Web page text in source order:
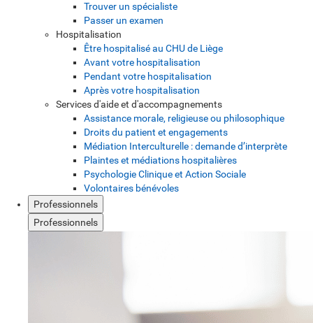
Trouver un spécialiste
Passer un examen
Hospitalisation
Être hospitalisé au CHU de Liège
Avant votre hospitalisation
Pendant votre hospitalisation
Après votre hospitalisation
Services d'aide et d'accompagnements
Assistance morale, religieuse ou philosophique
Droits du patient et engagements
Médiation Interculturelle : demande d’interprète
Plaintes et médiations hospitalières
Psychologie Clinique et Action Sociale
Volontaires bénévoles
Professionnels
Professionnels